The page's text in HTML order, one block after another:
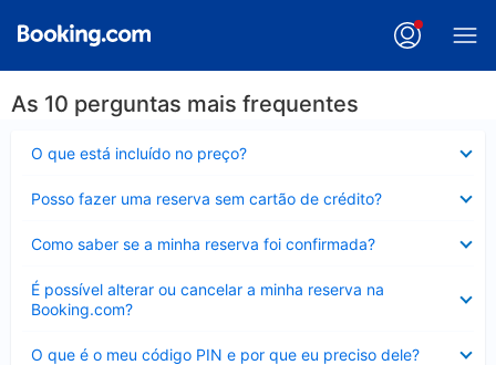
As 10 perguntas mais frequentes
O que está incluído no preço?
Posso fazer uma reserva sem cartão de crédito?
Como saber se a minha reserva foi confirmada?
É possível alterar ou cancelar a minha reserva na
Booking.com?
Contraído
O que é o meu código PIN e por que eu preciso dele?